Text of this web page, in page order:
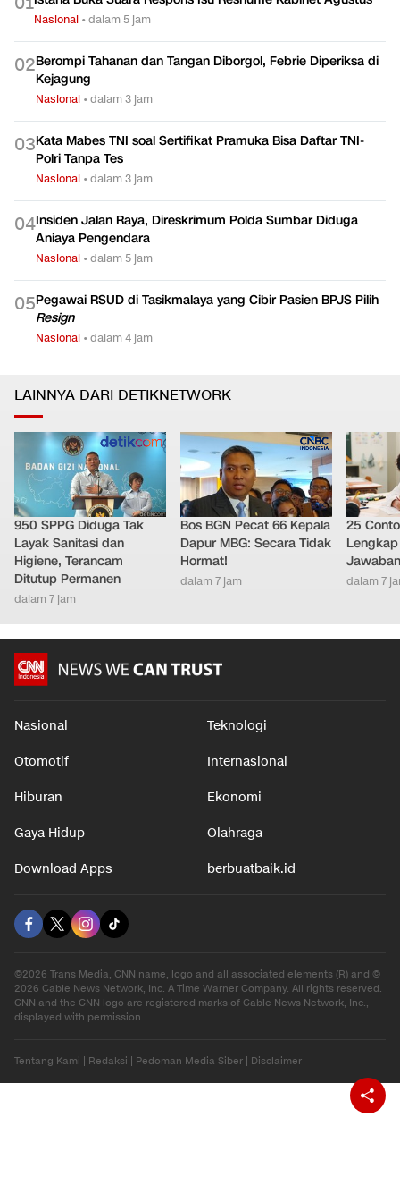
Nasional •dalam 5 jam
02Berompi Tahanan dan Tangan Diborgol, Febrie Diperiksa di
Kejagung
Nasional •dalam 3 jam
03Kata Mabes TNI soal Sertifikat Pramuka Bisa Daftar TNI-
Polri Tanpa Tes
Nasional •dalam 3 jam
04Insiden Jalan Raya, Direskrimum Polda Sumbar Diduga
Aniaya Pengendara
Nasional •dalam 5 jam
05Pegawai RSUD di Tasikmalaya yang Cibir Pasien BPJS Pilih
Resign
Nasional •dalam 4 jam
LAINNYA DARI DETIKNETWORK
950 SPPG Diduga Tak
Layak Sanitasi dan
Higiene, Terancam
Ditutup Permanen
dalam 7 jam
Bos BGN Pecat 66 Kepala
Dapur MBG: Secara Tidak
Hormat!
dalam 7 jam
25
dalam 7
Nasional Teknologi
Otomotif Internasional
Hiburan Ekonomi
Gaya Hidup Olahraga
Download Apps berbuatbaik.id
©2026 Trans Media, CNN name, logo and all associated elements (R) and ©
2026 Cable News Network, Inc. A Time Warner Company. All rights reserved.
CNN and the CNN logo are registered marks of Cable News Network, Inc.,
displayed with permission.
Tentang Kami Redaksi Pedoman Media Siber Disclaimer